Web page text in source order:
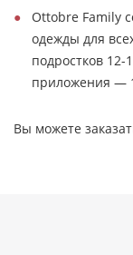
Ottobre Family
одежды для
подростков
приложения —
Вы можете